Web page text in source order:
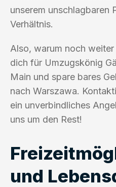
unserem unschlagbaren
Verhältnis.
Also, warum noch
dich für Umzugskönig
Main und spare bares
nach Warszawa.
ein unverbindliches
uns um den Rest!
und